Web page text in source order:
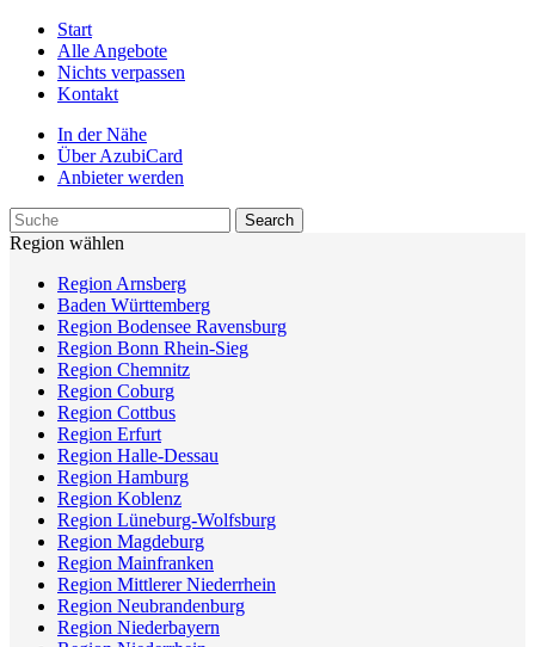
Start
Alle Angebote
Nichts verpassen
Kontakt
In der Nähe
Über AzubiCard
Anbieter werden
Region wählen
Region Arnsberg
Baden Württemberg
Region Bodensee Ravensburg
Region Bonn Rhein-Sieg
Region Chemnitz
Region Coburg
Region Cottbus
Region Erfurt
Region Halle-Dessau
Region Hamburg
Region Koblenz
Region Lüneburg-Wolfsburg
Region Magdeburg
Region Mainfranken
Region Mittlerer Niederrhein
Region Neubrandenburg
Region Niederbayern